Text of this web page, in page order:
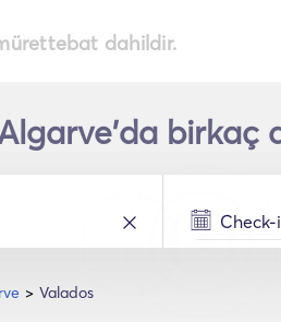
dahildir.
birkaç
Valados